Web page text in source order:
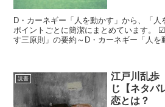
D・カーネギー「人を動かす」から、「
ポイントごとに簡潔にまとめています。
す三原則」の要約～D・カーネギー「人を
読書
江戸川乱歩
じ【ネタバ
恋とは？